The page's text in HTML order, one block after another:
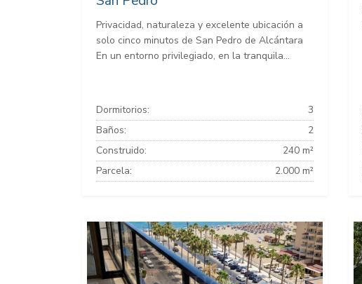
Privacidad, naturaleza y excelente ubicación a
solo cinco minutos de San Pedro de Alcántara
En un entorno privilegiado, en la tranquila...
Dormitorios:
3
Baños:
2
Construido:
240 m²
Parcela:
2.000 m²